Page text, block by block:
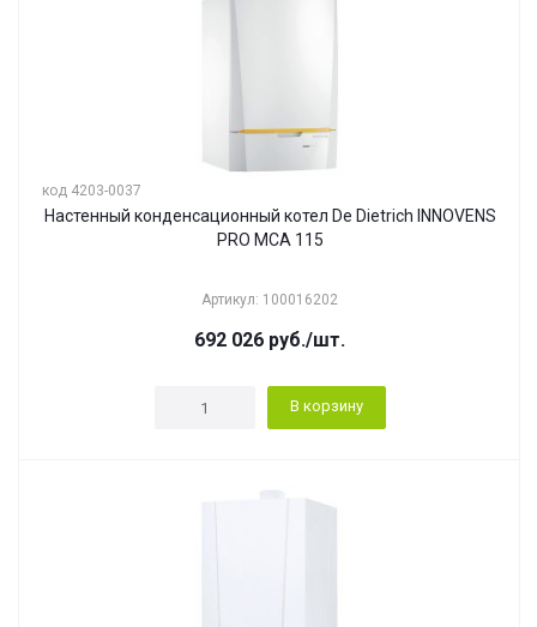
код 4203-0037
Настенный конденсационный котел De Dietrich INNOVENS
PRO MCA 115
Артикул: 100016202
692 026 руб./шт.
В корзину